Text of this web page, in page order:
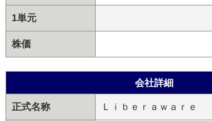
1単元
株価
会社詳細
正式名称 Ｌｉｂｅｒａｗａｒｅ